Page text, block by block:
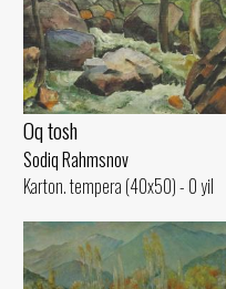
Oq tosh
Sodiq Rahmsnov
Karton. tempera (40x50) - 0 yil